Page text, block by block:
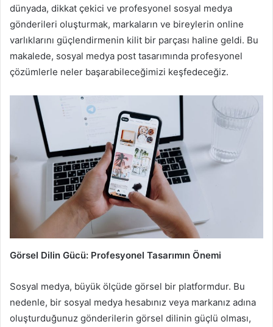
dünyada, dikkat çekici ve profesyonel sosyal medya
gönderileri oluşturmak, markaların ve bireylerin online
varlıklarını güçlendirmenin kilit bir parçası haline geldi. Bu
makalede, sosyal medya post tasarımında profesyonel
çözümlerle neler başarabileceğimizi keşfedeceğiz.
Görsel Dilin Gücü: Profesyonel Tasarımın Önemi
Sosyal medya, büyük ölçüde görsel bir platformdur. Bu
nedenle, bir sosyal medya hesabınız veya markanız adına
oluşturduğunuz gönderilerin görsel dilinin güçlü olması,